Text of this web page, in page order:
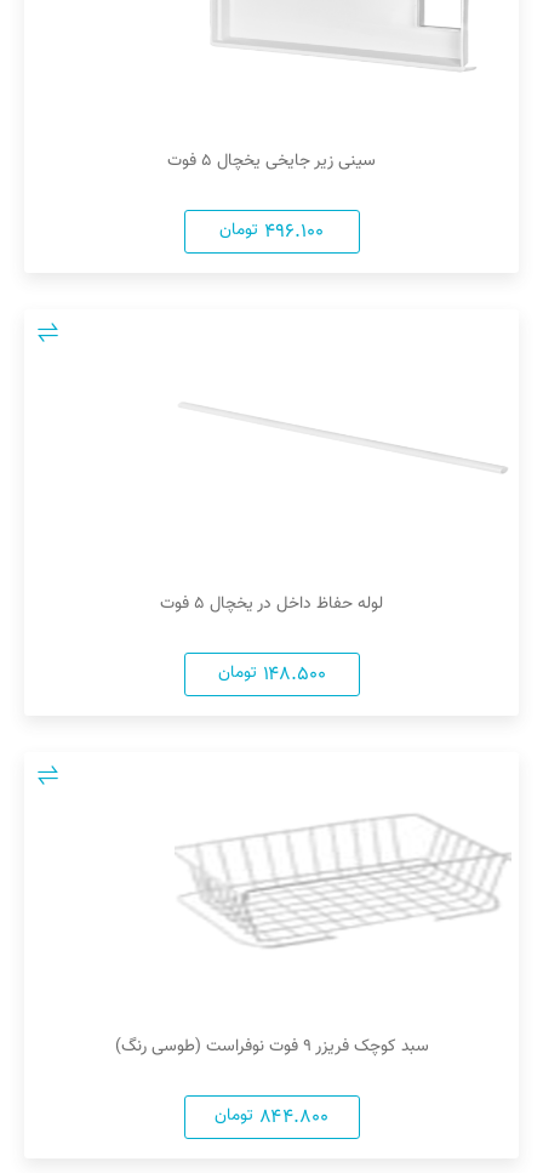
سینی زیر جایخی یخچال ۵ فوت
۴۹۶.۱۰۰ تومان
لوله حفاظ داخل در یخچال ۵ فوت
۱۴۸.۵۰۰ تومان
سبد کوچک فریزر ۹ فوت نوفراست (طوسی رنگ)
۸۴۴.۸۰۰ تومان